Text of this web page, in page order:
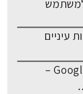
למשתמש
עיניים
יישומון (אפליקציית) Google Lens –